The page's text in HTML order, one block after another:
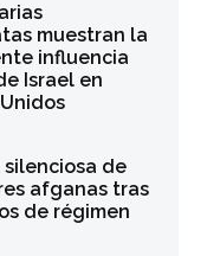
muestran la
influencia
Israel en
silenciosa de
afganas tras
de régimen